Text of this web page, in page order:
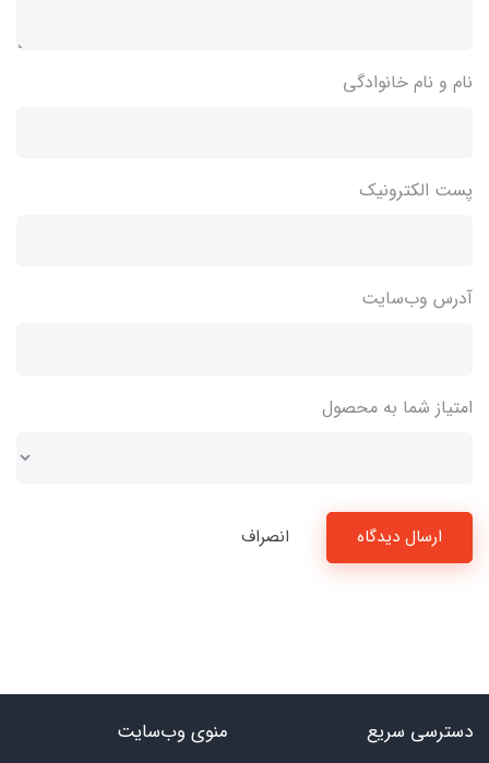
نام و نام خانوادگی
پست الکترونیک
آدرس وب‌سایت
امتیاز شما به محصول
ارسال دیدگاه انصراف
دسترسی سریع منوی وب‌سایت